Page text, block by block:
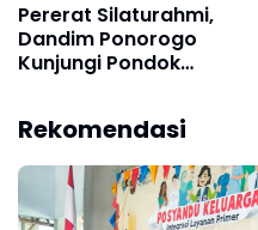
Pererat Silaturahmi,
Dandim Ponorogo
Kunjungi Pondok
Rekomendasi